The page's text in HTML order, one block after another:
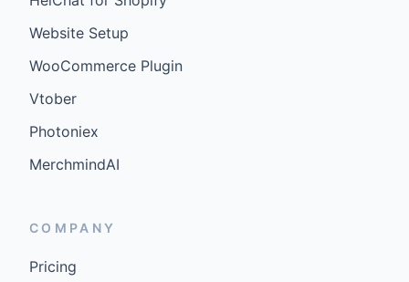
Website Setup
WooCommerce Plugin
Vtober
Photoniex
MerchmindAI
COMPANY
Pricing